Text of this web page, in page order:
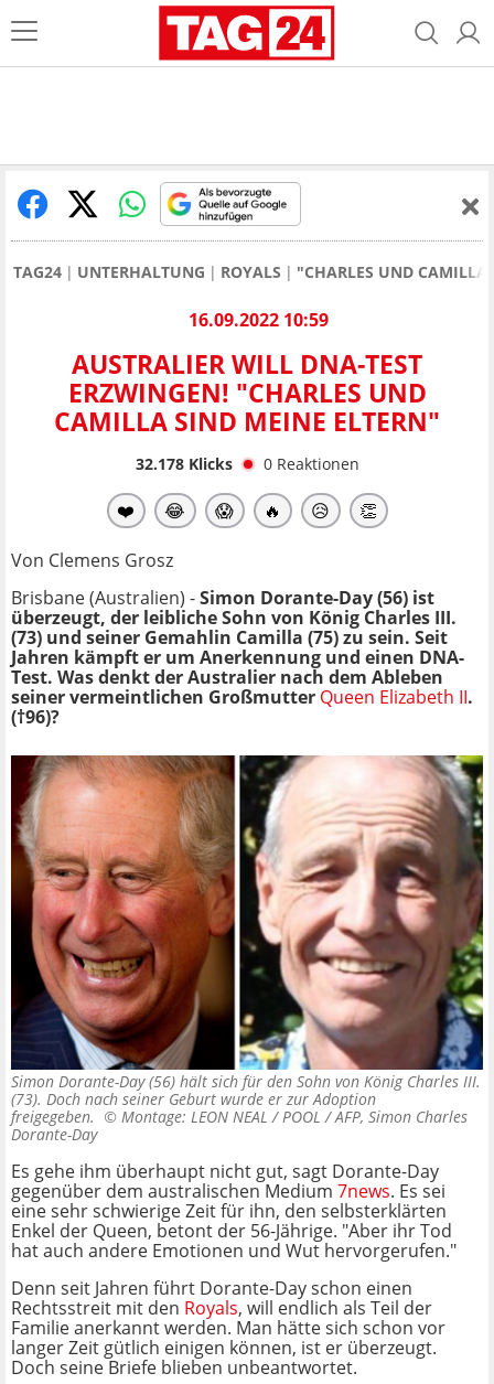
TAG24 UNTERHALTUNG ROYALS "CHARLES UND CAMILLA
16.09.2022 10:59
AUSTRALIER WILL DNA-TEST
ERZWINGEN! "CHARLES UND
CAMILLA SIND MEINE ELTERN"
32.178Klicks 0 Reaktionen
❤️ 😂 😱 🔥 😥 👏
Von Clemens Grosz
Brisbane (Australien) -Simon Dorante-Day (56) ist
überzeugt, der leibliche Sohn von König Charles III.
(73) und seiner Gemahlin Camilla (75) zu sein. Seit
Jahren kämpft er um Anerkennung und einen DNA-
Test. Was denkt der Australier nach dem Ableben
seiner vermeintlichen Großmutter Queen Elizabeth II.
(†96)?
Simon Dorante-Day (56) hält sich für den Sohn von König Charles III.
(73). Doch nach seiner Geburt wurde er zur Adoption
freigegeben. © Montage: LEON NEAL / POOL / AFP, Simon Charles
Dorante-Day
Es gehe ihm überhaupt nicht gut, sagt Dorante-Day
gegenüber dem australischen Medium 7news. Es sei
eine sehr schwierige Zeit für ihn, den selbsterklärten
Enkel der Queen, betont der 56-Jährige. "Aber ihr Tod
hat auch andere Emotionen und Wut hervorgerufen."
Denn seit Jahren führt Dorante-Day schon einen
Rechtsstreit mit den Royals, will endlich als Teil der
Familie anerkannt werden. Man hätte sich schon vor
langer Zeit gütlich einigen können, ist er überzeugt.
Doch seine Briefe blieben unbeantwortet.